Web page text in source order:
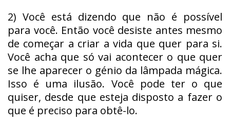
2) Você está dizendo que não é possível
para você. Então você desiste antes mesmo
de começar a criar a vida que quer para si.
Você acha que só vai acontecer o que quer
se lhe aparecer o génio da lâmpada mágica.
Isso é uma ilusão. Você pode ter o que
quiser, desde que esteja disposto a fazer o
que é preciso para obtê-lo.